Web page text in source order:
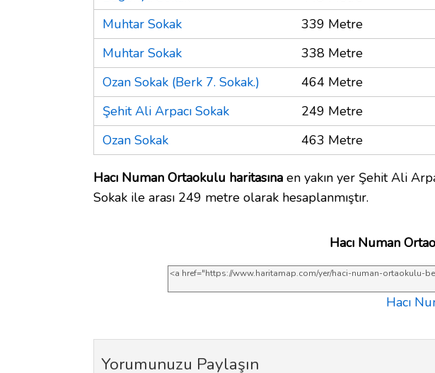
Muhtar Sokak
339 Metre
Muhtar Sokak
338 Metre
Ozan Sokak (Berk 7. Sokak.)
464 Metre
Şehit Ali Arpacı Sokak
249 Metre
Ozan Sokak
463 Metre
Hacı Numan Ortaokulu haritasına en yakın yer Şehit Ali
Sokak ile arası 249 metre olarak hesaplanmıştır.
Hacı Numan
Hacı
Yorumunuzu Paylaşın